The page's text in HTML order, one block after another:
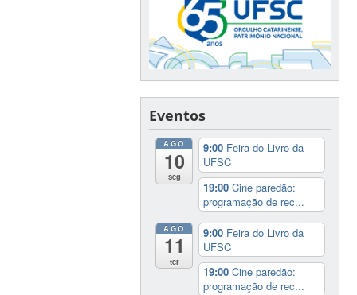
Eventos
AGO
10
seg
9:00 Feira do Livro da
UFSC
19:00Cine paredão:
programação de rec...
AGO
11
ter
9:00 Feira do Livro da
UFSC
19:00Cine paredão:
programação de rec...